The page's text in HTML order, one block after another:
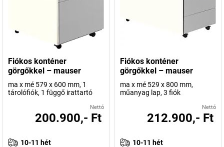
Fiókos konténer
görgőkkel – mauser
ma x mé 579 x 600 mm, 1
tárolófiók, 1 függő irattartó
Nettó
200.900,- Ft
10-11 hét
Fiókos konténer
görgőkkel – mauser
ma x mé 529 x 800 mm,
műanyag lap, 3 fiók
Nettó
212.900,- Ft
10-11 hét